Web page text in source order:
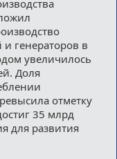
и генераторов в
увеличилось
Доля
отметку
35 млрд
для развития